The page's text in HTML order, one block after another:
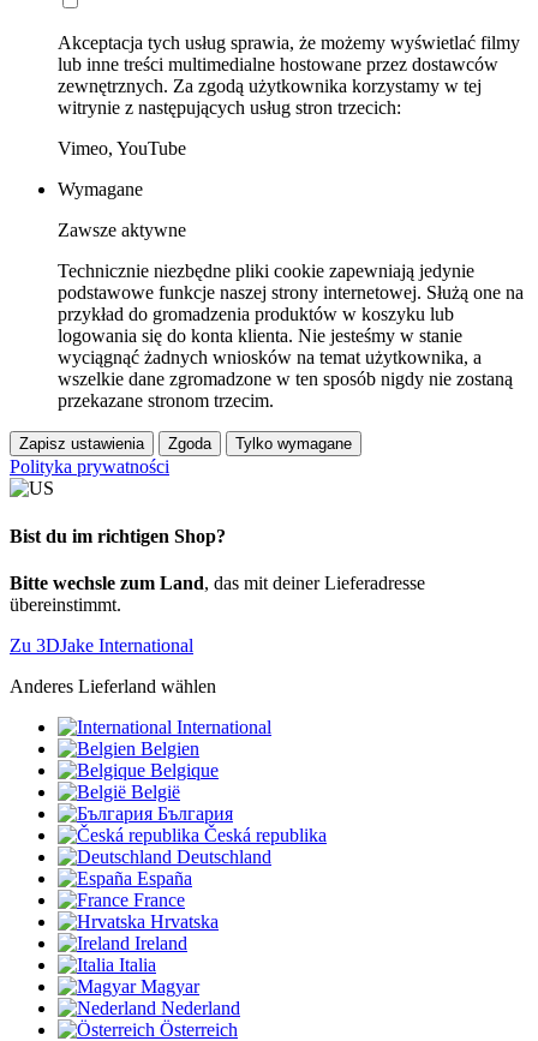
Akceptacja tych usług sprawia, że możemy wyświetlać filmy
lub inne treści multimedialne hostowane przez dostawców
zewnętrznych. Za zgodą użytkownika korzystamy w tej
witrynie z następujących usług stron trzecich:
Vimeo, YouTube
Wymagane
Zawsze aktywne
Technicznie niezbędne pliki cookie zapewniają jedynie
podstawowe funkcje naszej strony internetowej. Służą one na
przykład do gromadzenia produktów w koszyku lub
logowania się do konta klienta. Nie jesteśmy w stanie
wyciągnąć żadnych wniosków na temat użytkownika, a
wszelkie dane zgromadzone w ten sposób nigdy nie zostaną
przekazane stronom trzecim.
Zapisz ustawienia Zgoda Tylko wymagane
Polityka prywatności
Bist du im richtigen Shop?
Bitte wechsle zum Land, das mit deiner Lieferadresse
übereinstimmt.
Zu 3DJake International
Anderes Lieferland wählen
International
Belgien
Belgique
België
България
Česká republika
Deutschland
España
France
Hrvatska
Ireland
Italia
Magyar
Nederland
Österreich